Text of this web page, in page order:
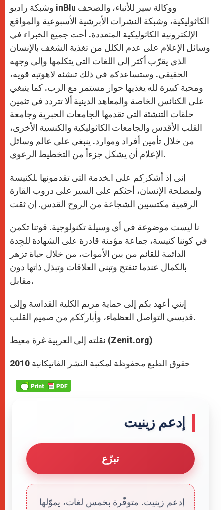
وشبكة راديو inBlu ووكالة سير للأنباء، والصحف
الكاثوليكية، وشبكة النشرات الأبرشية الأسبوعية والمواقع
الإلكترونية الكاثوليكية المتعددة. أحث جميع الخبراء في
وسائل الإعلام على عدم الكلل من تغذية الشغف بالإنسان
الذي يقرّب أكثر إلى اللغات التي يتكلمها وإلى وجهه
الحقيقي. وستساعدكم في ذلك تنشئة لاهوتية قوية،
ومحبة كبيرة لله يغذيها حوار مستمر مع الرب. كما ينبغي
على الكنائس الخاصة والمعاهد الدينية ألا تتردد في تثمين
حلقات التنشئة التي تقدمها الجامعات الحبرية وجامعة
القلب الأقدس والجامعات الكاثوليكية والكنسية الأخرى،
من خلال تأمين أفراد وموارد. ينبغي على عالم وسائل
الإعلام أن يشكل جزءاً من التخطيط الرعوي.
إني إذ أشكركم على الخدمة التي تقدمونها للكنيسة
ولمصلحة الإنسان، أحثكم على السير على دروب القارة
الرقمية مكتسبين الشجاعة من الروح القدس. إن ثقت
نا ليست موضوعة في أي وسيلة تكنولوجية. قوتنا تكمن
في كوننا كنيسة، جماعة مؤمنة قادرة على الشهادة للجِدة
الدائمة للقائم من بين الأموات، من خلال حياة تزهر
بالكمال عندما تنفتح وتبني العلاقات وتبذل ذاتها دون
مقابل.
إنني أعهد بكم إلى حماية مريم الكلية القداسة وإلى
قديسي التواصل العظماء، وأبارككم من صميم القلب.
نقلته إلى العربية غرة معيط (Zenit.org)
حقوق الطبع محفوظة لمكتبة النشر الفاتيكانية 2010
إدعم زينيت
تبرّع
إدعم زينيت. متوفّرة بخمس لغات، يموّلها